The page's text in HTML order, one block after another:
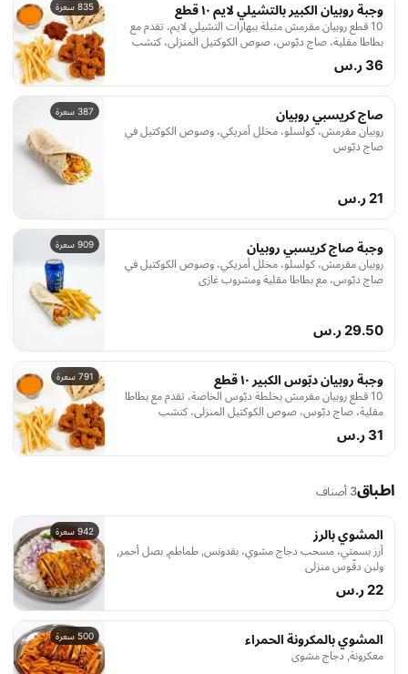
835 سعرة وجبة روبيان الكبير بالتشيلي لايم ١٠ قطع
10 قطع روبيان مقرمش متبلة ببهارات التشيلي لايم، تقدم مع
بطاطا مقلية، صاج دبّوس، صوص الكوكتيل المنزلي، كتشب
36 ر.س
387 سعرة صاج كريسبي روبيان
روبيان مقرمش، كولسلو، مخلل أمريكي، وصوص الكوكتيل في
صاج دبّوس
21 ر.س
909 سعرة وجبة صاج كريسبي روبيان
روبيان مقرمش، كولسلو، مخلل أمريكي، وصوص الكوكتيل في
صاج دبّوس، مع بطاطا مقلية ومشروب غازي
29.50 ر.س
791 سعرة وجبة روبيان دبّوس الكبير ١٠ قطع
10 قطع روبيان مقرمش بخلطة دبّوس الخاصة، تقدم مع بطاطا
مقلية، صاج دبّوس، صوص الكوكتيل المنزلي، كتشب
31 ر.س
اطباق3 أصناف
942 سعرة المشوي بالرز
أرز بسمتي، مسحب دجاج مشوي، بقدونس, طماطم, بصل أحمر,
ولبن دقّوس منزلي
22 ر.س
500 سعرة المشوي بالمكرونة الحمراء
معكرونة, دجاج مشوي